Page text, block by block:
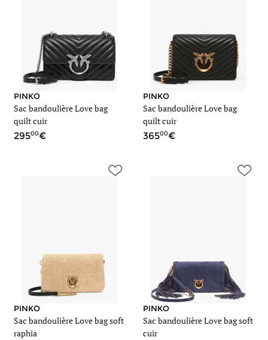
PINKO
Sac bandoulière Love bag
quilt cuir
29500
PINKO
Sac bandoulière Love bag
quilt cuir
36500
PINKO
Sac bandoulière Love bag soft
raphia
PINKO
Sac bandoulière Love bag soft
cuir